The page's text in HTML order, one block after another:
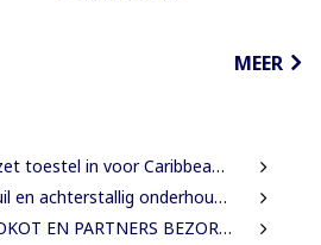
MEER
Caribbean Premier League crickettoernooi
onderhoud gezamenlijk aan
OVER VOORGENOMEN AFKONDIGING 5-KILOMETER-STRAALWET